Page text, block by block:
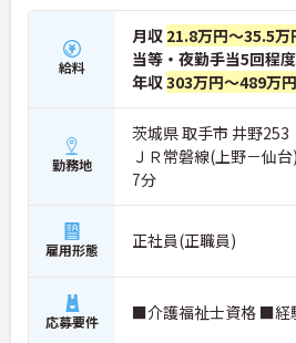
給料
月収 21.8万円～35.5万
当等・夜勤手当5回程
年収303万円～489万円
勤務地
茨城県 取手市 井野253
ＪＲ常磐線(上野－仙
7分
雇用形態 正社員(正職員)
応募要件 ■介護福祉士資格 ■経